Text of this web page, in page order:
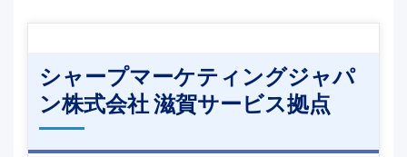
シャープマーケティングジャパ
ン株式会社 滋賀サービス拠点